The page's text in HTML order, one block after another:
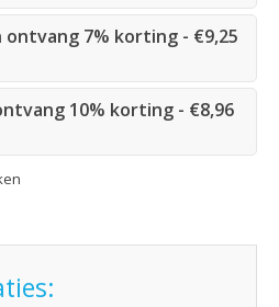
ontvang 7% korting - €9,25
10% korting - €8,96